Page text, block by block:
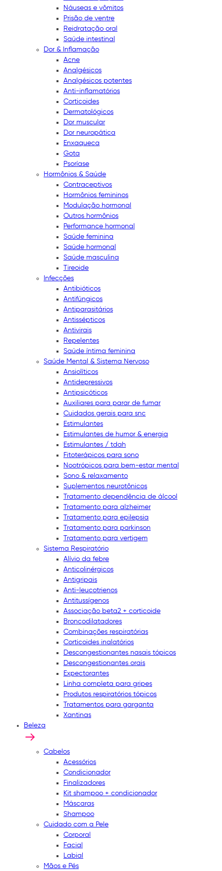
Náuseas e vômitos
Prisão de ventre
Reidratação oral
Saúde intestinal
Dor & Inflamação
Acne
Analgésicos
Analgésicos potentes
Anti-inflamatórios
Corticoides
Dermatológicos
Dor muscular
Dor neuropática
Enxaqueca
Gota
Psoríase
Hormônios & Saúde
Contraceptivos
Hormônios femininos
Modulação hormonal
Outros hormônios
Performance hormonal
Saúde feminina
Saúde hormonal
Saúde masculina
Tireoide
Infecções
Antibióticos
Antifúngicos
Antiparasitários
Antissépticos
Antivirais
Repelentes
Saúde íntima feminina
Saúde Mental & Sistema Nervoso
Ansiolíticos
Antidepressivos
Antipsicóticos
Auxiliares para parar de fumar
Cuidados gerais para snc
Estimulantes
Estimulantes de humor & energia
Estimulantes / tdah
Fitoterápicos para sono
Nootrópicos para bem-estar mental
Sono & relaxamento
Suplementos neurotônicos
Tratamento dependência de álcool
Tratamento para alzheimer
Tratamento para epilepsia
Tratamento para parkinson
Tratamento para vertigem
Sistema Respiratório
Alívio da febre
Anticolinérgicos
Antigripais
Anti-leucotrienos
Antitussígenos
Associação beta2 + corticoide
Broncodilatadores
Combinações respiratórias
Corticoides inalatórios
Descongestionantes nasais tópicos
Descongestionantes orais
Expectorantes
Linha completa para gripes
Produtos respiratórios tópicos
Tratamentos para garganta
Xantinas
Beleza
Cabelos
Acessórios
Condicionador
Finalizadores
Kit shampoo + condicionador
Máscaras
Shampoo
Cuidado com a Pele
Corporal
Facial
Labial
Mãos e Pés